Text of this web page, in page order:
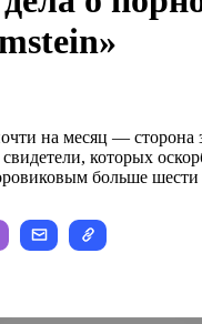
на месяц — сторона
которых
больше шести